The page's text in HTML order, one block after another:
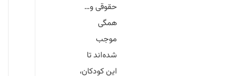
حقوقی و…
همگی
موجب
شده‌اند تا
این کودکان،